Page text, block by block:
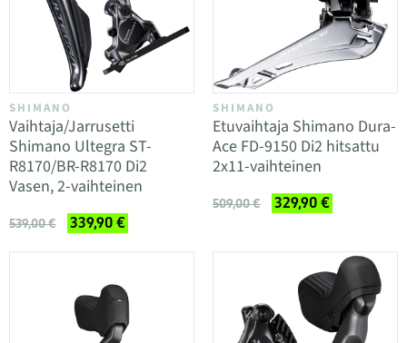
SHIMANO
Vaihtaja/Jarrusetti
Shimano Ultegra ST-
R8170/BR-R8170 Di2
Vasen, 2-vaihteinen
539,00 € 339,90 €
SHIMANO
Etuvaihtaja Shimano Dura-
Ace FD-9150 Di2 hitsattu
2x11-vaihteinen
509,00 € 329,90 €